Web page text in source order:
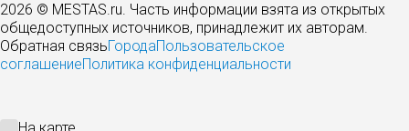
2026 © MESTAS.ru. Часть информации взята из открытых
общедоступных источников, принадлежит их авторам.
Обратная связьГородаПользовательское
соглашениеПолитика конфиденциальности